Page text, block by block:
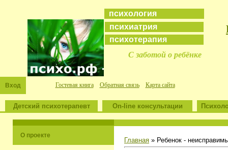
психология
психиатрия
психотерапия
С заботой о ребёнке
Вход Гостевая книга Обратная связь Карта сайта
Детский психотерапевт On-line консультации
О проекте
Главная » Ребенок -